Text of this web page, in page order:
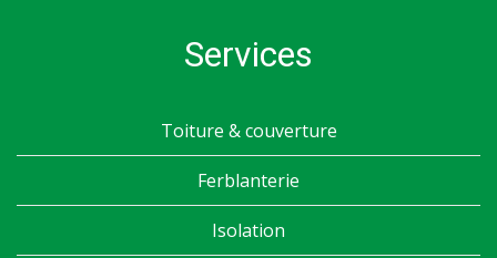
Services
Toiture & couverture
Ferblanterie
Isolation